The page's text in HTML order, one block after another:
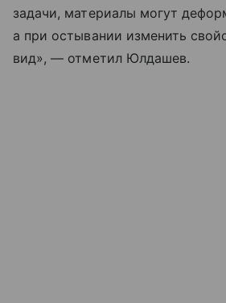
задачи, материалы могут
а при остывании изменить
вид», — отметил Юлдашев.